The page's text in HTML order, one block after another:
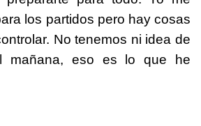
los partidos pero hay cosas
No tenemos ni idea de
mañana, eso es lo que he